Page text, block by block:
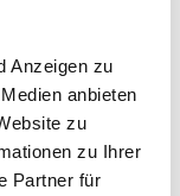
Anzeigen zu
anbieten
zu
zu Ihrer
Partner für